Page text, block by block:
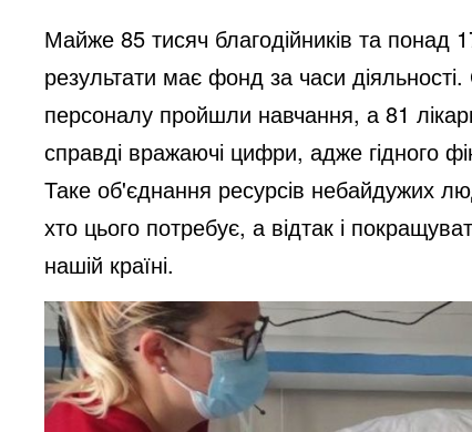
Майже 85 тисяч благодійників та понад
результати має фонд за часи
персоналу пройшли навчання, а 81
справді вражаючі цифри, адже гідного
Таке об'єднання ресурсів небайдужих
хто цього потребує, а відтак і
нашій країні.